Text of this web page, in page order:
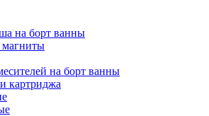
на борт ванны
магниты
на борт ванны
картриджа